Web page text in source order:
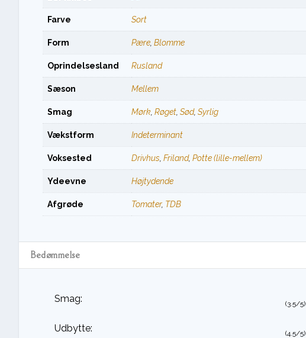
Farve Sort
Form Pære, Blomme
Oprindelsesland Rusland
Sæson Mellem
Smag Mørk, Røget, Sød, Syrlig
Vækstform Indeterminant
Voksested Drivhus, Friland, Potte (lille-mellem)
Ydeevne Højtydende
Afgrøde Tomater, TDB
Bedømmelse
Smag: (3.5/5)
Udbytte: (4.5/5)